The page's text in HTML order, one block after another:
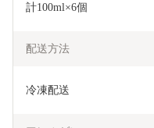
計100ml×6個
配送方法
冷凍配送